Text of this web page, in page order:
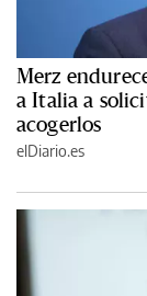
Merz
a Italia a
acogerlos
elDiario.es